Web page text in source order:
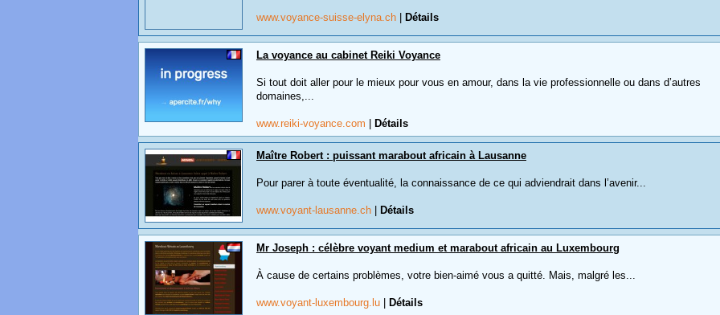
www.voyance-suisse-elyna.ch Détails
La voyance au cabinet Reiki Voyance
Si tout doit aller pour le mieux pour vous en amour, dans la vie professionnelle ou dans d’autres
domaines,...
www.reiki-voyance.com Détails
Maître Robert : puissant marabout africain à Lausanne
Pour parer à toute éventualité, la connaissance de ce qui adviendrait dans l’avenir...
www.voyant-lausanne.ch Détails
Mr Joseph : célèbre voyant medium et marabout africain au Luxembourg
À cause de certains problèmes, votre bien-aimé vous a quitté. Mais, malgré les...
www.voyant-luxembourg.lu Détails